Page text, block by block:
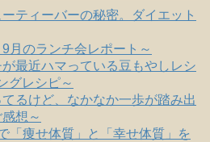
ティーバーの秘密。ダイエット
のランチ会レポート～
最近ハマっている豆もやしレシ
グレシピ～
てるけど、なかなか一歩が踏み出
想～
「痩せ体質」と「幸せ体質」を